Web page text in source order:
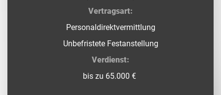
Vertragsart:
Personaldirektvermittlung
Unbefristete Festanstellung
Verdienst:
bis zu 65.000 €